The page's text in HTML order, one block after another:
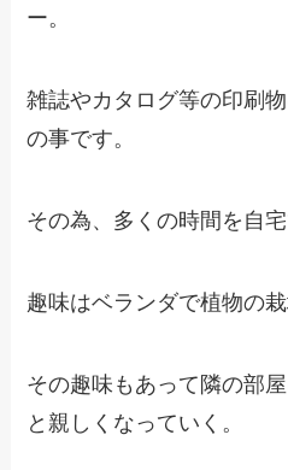
ー。
雑誌やカタログ等の印刷
の事です。
その為、多くの時間を自
趣味はベランダで植物の栽
その趣味もあって隣の部
と親しくなっていく。